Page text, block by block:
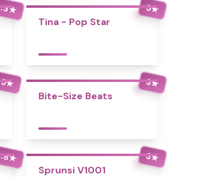
★ 5★
Tina - Pop Star
5★ 3★
Bite-Size Beats
★ 3★
Sprunsi V1001